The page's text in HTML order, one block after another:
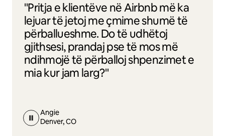
"Pritja e klientëve në Airbnb më ka
lejuar të jetoj me çmime shumë të
përballueshme. Do të udhëtoj
gjithsesi, prandaj pse të mos më
ndihmojë të përballoj shpenzimet e
mia kur jam larg?"
Angie
Denver, CO